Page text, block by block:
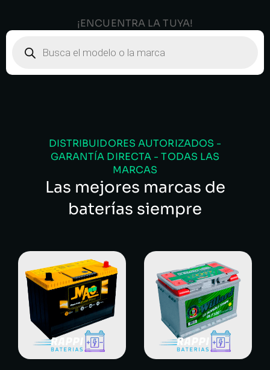
¡ENCUENTRA LA TUYA!
DISTRIBUIDORES AUTORIZADOS -
GARANTÍA DIRECTA - TODAS LAS
MARCAS
Las mejores marcas de
baterías siempre